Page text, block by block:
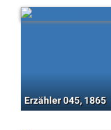
Erzähler 045, 1865